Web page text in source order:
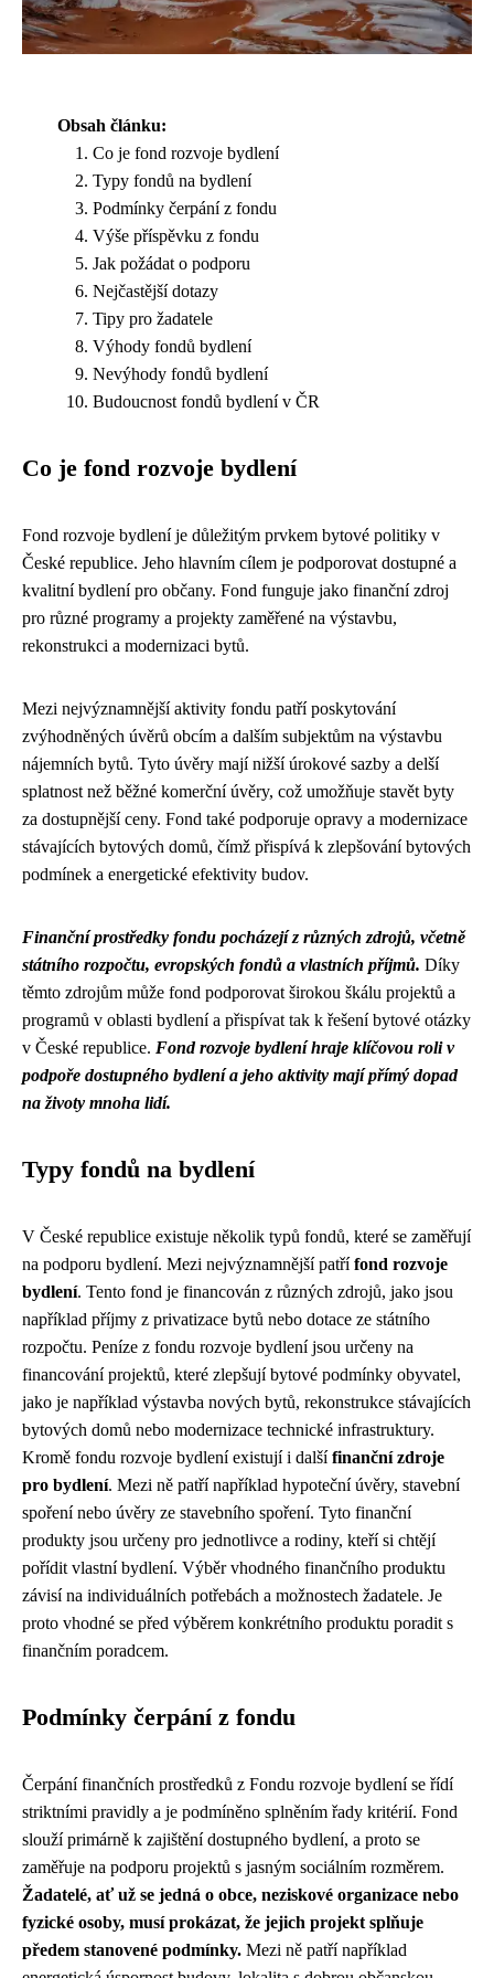
Obsah článku:
Co je fond rozvoje bydlení
Typy fondů na bydlení
Podmínky čerpání z fondu
Výše příspěvku z fondu
Jak požádat o podporu
Nejčastější dotazy
Tipy pro žadatele
Výhody fondů bydlení
Nevýhody fondů bydlení
Budoucnost fondů bydlení v ČR
Co je fond rozvoje bydlení
Fond rozvoje bydlení je důležitým prvkem bytové politiky v
České republice. Jeho hlavním cílem je podporovat dostupné a
kvalitní bydlení pro občany. Fond funguje jako finanční zdroj
pro různé programy a projekty zaměřené na výstavbu,
rekonstrukci a modernizaci bytů.
Mezi nejvýznamnější aktivity fondu patří poskytování
zvýhodněných úvěrů obcím a dalším subjektům na výstavbu
nájemních bytů. Tyto úvěry mají nižší úrokové sazby a delší
splatnost než běžné komerční úvěry, což umožňuje stavět byty
za dostupnější ceny. Fond také podporuje opravy a modernizace
stávajících bytových domů, čímž přispívá k zlepšování bytových
podmínek a energetické efektivity budov.
Finanční prostředky fondu pocházejí z různých zdrojů, včetně
státního rozpočtu, evropských fondů a vlastních příjmů. Díky
těmto zdrojům může fond podporovat širokou škálu projektů a
programů v oblasti bydlení a přispívat tak k řešení bytové otázky
v České republice. Fond rozvoje bydlení hraje klíčovou roli v
podpoře dostupného bydlení a jeho aktivity mají přímý dopad
na životy mnoha lidí.
Typy fondů na bydlení
V České republice existuje několik typů fondů, které se zaměřují
na podporu bydlení. Mezi nejvýznamnější patří fond rozvoje
bydlení. Tento fond je financován z různých zdrojů, jako jsou
například příjmy z privatizace bytů nebo dotace ze státního
rozpočtu. Peníze z fondu rozvoje bydlení jsou určeny na
financování projektů, které zlepšují bytové podmínky obyvatel,
jako je například výstavba nových bytů, rekonstrukce stávajících
bytových domů nebo modernizace technické infrastruktury.
Kromě fondu rozvoje bydlení existují i další finanční zdroje
pro bydlení. Mezi ně patří například hypoteční úvěry, stavební
spoření nebo úvěry ze stavebního spoření. Tyto finanční
produkty jsou určeny pro jednotlivce a rodiny, kteří si chtějí
pořídit vlastní bydlení. Výběr vhodného finančního produktu
závisí na individuálních potřebách a možnostech žadatele. Je
proto vhodné se před výběrem konkrétního produktu poradit s
finančním poradcem.
Podmínky čerpání z fondu
Čerpání finančních prostředků z Fondu rozvoje bydlení se řídí
striktními pravidly a je podmíněno splněním řady kritérií. Fond
slouží primárně k zajištění dostupného bydlení, a proto se
zaměřuje na podporu projektů s jasným sociálním rozměrem.
Žadatelé, ať už se jedná o obce, neziskové organizace nebo
fyzické osoby, musí prokázat, že jejich projekt splňuje
předem stanovené podmínky. Mezi ně patří například